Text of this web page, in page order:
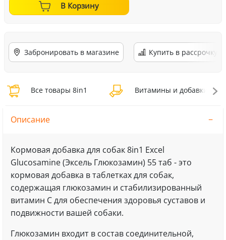
В Корзину
Забронировать в магазине Купить в рассрочку
Все товары 8in1 Витамины и добавки 8in1
Описание
Кормовая добавка для собак 8in1 Excel
Glucosamine (Эксель Глюкозамин) 55 таб - это
кормовая добавка в таблетках для собак,
содержащая глюкозамин и стабилизированный
витамин С для обеспечения здоровья суставов и
подвижности вашей собаки.
Глюкозамин входит в состав соединительной,